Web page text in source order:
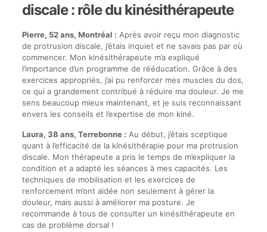
discale : rôle du kinésithérapeute
Pierre, 52 ans, Montréal : Après avoir reçu mon diagnostic
de protrusion discale, j’étais inquiet et ne savais pas par où
commencer. Mon kinésithérapeute m’a expliqué
l’importance d’un programme de rééducation. Grâce à des
exercices appropriés, j’ai pu renforcer mes muscles du dos,
ce qui a grandement contribué à réduire ma douleur. Je me
sens beaucoup mieux maintenant, et je suis reconnaissant
envers les conseils et l’expertise de mon kiné.
Laura, 38 ans, Terrebonne : Au début, j’étais sceptique
quant à l’efficacité de la kinésithérapie pour ma protrusion
discale. Mon thérapeute a pris le temps de m’expliquer la
condition et a adapté les séances à mes capacités. Les
techniques de mobilisation et les exercices de
renforcement m’ont aidée non seulement à gérer la
douleur, mais aussi à améliorer ma posture. Je
recommande à tous de consulter un kinésithérapeute en
cas de problème dorsal !